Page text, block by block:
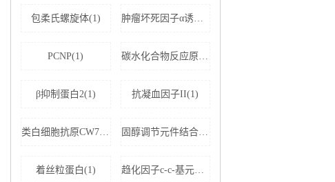
包柔氏螺旋体(1) 肿瘤坏死因子α诱导蛋白8样分子2(1)
PCNP(1) 碳水化合物反应原件结合蛋白(1)
β抑制蛋白2(1) 抗凝血因子II(1)
类白细胞抗原CW7(1) 固醇调节元件结合蛋白裂解激活蛋白抗体(1)
着丝粒蛋白(1) 趋化因子c-c-基元配体19(1)